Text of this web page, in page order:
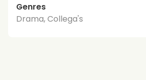
Genres
Drama, Collega's